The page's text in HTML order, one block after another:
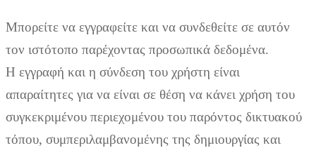
Μπορείτε να εγγραφείτε και να συνδεθείτε σε αυτόν
τον ιστότοπο παρέχοντας προσωπικά δεδομένα.
Η εγγραφή και η σύνδεση του χρήστη είναι
απαραίτητες για να είναι σε θέση να κάνει χρήση του
συγκεκριμένου περιεχομένου του παρόντος δικτυακού
τόπου, συμπεριλαμβανομένης της δημιουργίας και